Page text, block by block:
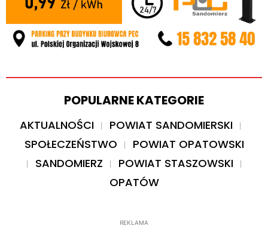
POPULARNE KATEGORIE
AKTUALNOŚCI
POWIAT SANDOMIERSKI
SPOŁECZEŃSTWO
POWIAT OPATOWSKI
SANDOMIERZ
POWIAT STASZOWSKI
OPATÓW
REKLAMA